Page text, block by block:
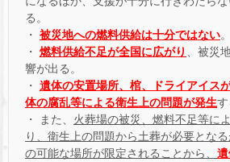
る。
・ 被災地への燃料供給は十分ではない。
・ 燃料供給不足が全国に広がり
、被災
響が出る。
・ 遺体の安置場所、棺、ドライアイス
体の腐乱等による衛生上の問題が発生す
・ また、 火葬場の被災、燃料不足等に
り、衛生上の問題から土葬が必要とな
の可能な場所が限定されることから、